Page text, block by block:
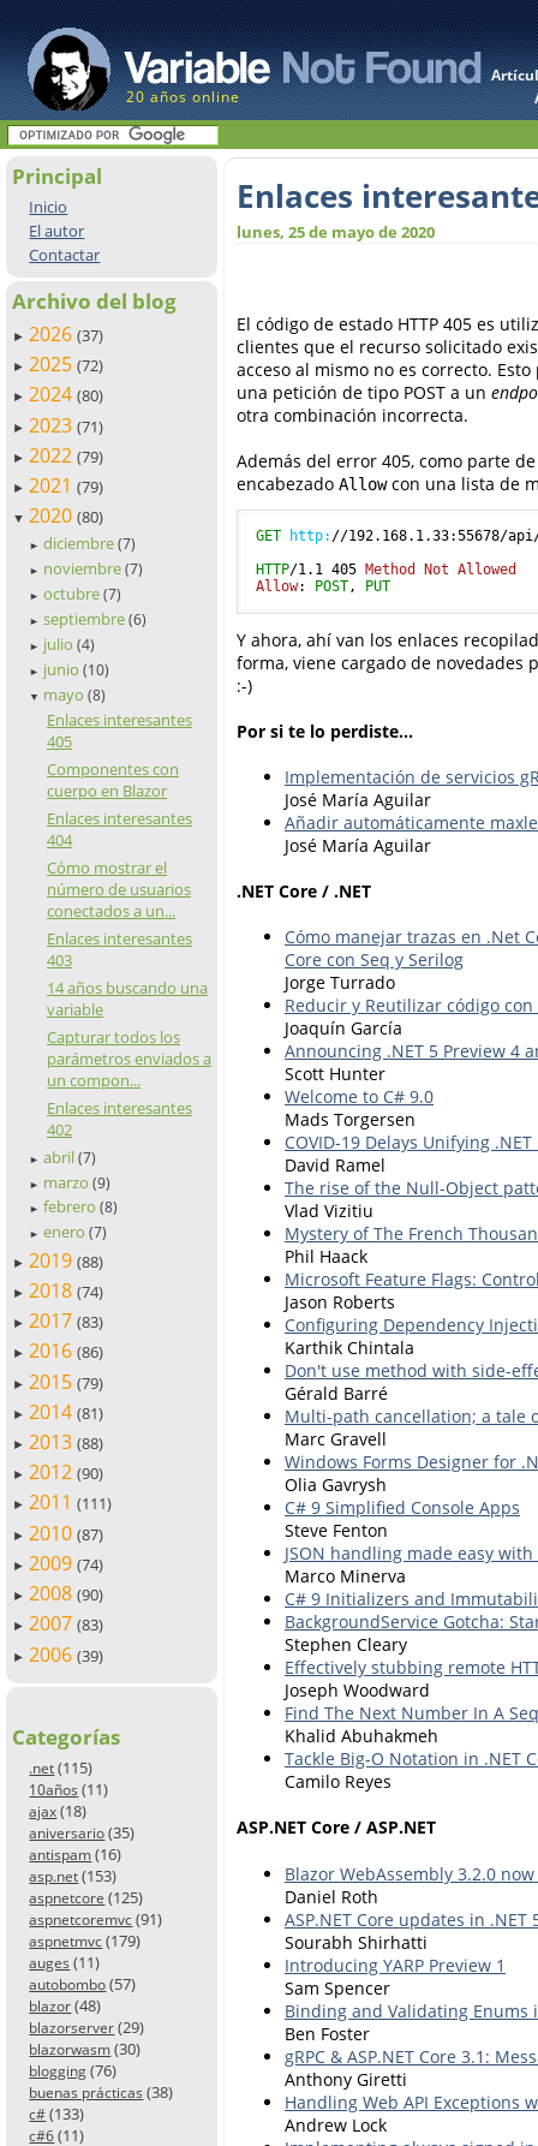
20 años online
Principal
Inicio
El autor
Contactar
Archivo del blog
► 2026 (37)
► 2025 (72)
► 2024 (80)
► 2023 (71)
► 2022 (79)
► 2021 (79)
▼ 2020 (80)
► diciembre (7)
► noviembre (7)
► octubre (7)
► septiembre (6)
► julio (4)
► junio (10)
▼ mayo (8)
Enlaces interesantes
405
Componentes con
cuerpo en Blazor
Enlaces interesantes
404
Cómo mostrar el
número de usuarios
conectados a un...
Enlaces interesantes
403
14 años buscando una
variable
Capturar todos los
parámetros enviados a
un compon...
Enlaces interesantes
402
► abril (7)
► marzo (9)
► febrero (8)
► enero (7)
► 2019 (88)
► 2018 (74)
► 2017 (83)
► 2016 (86)
► 2015 (79)
► 2014 (81)
► 2013 (88)
► 2012 (90)
► 2011 (111)
► 2010 (87)
► 2009 (74)
► 2008 (90)
► 2007 (83)
► 2006 (39)
Categorías
.net (115)
10años (11)
ajax (18)
aniversario (35)
antispam (16)
asp.net (153)
aspnetcore (125)
aspnetcoremvc (91)
aspnetmvc (179)
auges (11)
autobombo (57)
blazor (48)
blazorserver (29)
blazorwasm (30)
blogging (76)
buenas prácticas (38)
c# (133)
c#6 (11)
Enlaces
lunes, 25 de mayo de 2020
El código de estado HTTP 405 es
clientes que el recurso solicitado
acceso al mismo no es correcto.
una petición de tipo POST a un
otra combinación incorrecta.
Además del error 405, como parte
encabezado Allowcon una lista de
GET http: //192.168.1.33:55678/api
HTTP/1.1 405 Method Not Allowed
Allow: POST, PUT
Y ahora, ahí van los enlaces
forma, viene cargado de novedades
:-)
Por si te lo perdiste...
Implementación de servicios
José María Aguilar
Añadir automáticamente
José María Aguilar
.NET Core / .NET
Cómo manejar trazas en .Net
Core con Seq y Serilog
Jorge Turrado
Reducir y Reutilizar código
Joaquín García
Announcing .NET 5 Preview 4
Scott Hunter
Welcome to C# 9.0
Mads Torgersen
COVID-19 Delays Unifying
David Ramel
The rise of the Null-Object
Vlad Vizitiu
Mystery of The French
Phil Haack
Microsoft Feature Flags:
Jason Roberts
Configuring Dependency
Karthik Chintala
Don't use method with side-
Gérald Barré
Multi-path cancellation; a tale
Marc Gravell
Windows Forms Designer for
Olia Gavrysh
C# 9 Simplified Console Apps
Steve Fenton
JSON handling made easy
Marco Minerva
C# 9 Initializers and
BackgroundService Gotcha:
Stephen Cleary
Effectively stubbing remote
Joseph Woodward
Find The Next Number In A
Khalid Abuhakmeh
Tackle Big-O Notation in .NET
Camilo Reyes
ASP.NET Core / ASP.NET
Blazor WebAssembly 3.2.0
Daniel Roth
ASP.NET Core updates in .NET
Sourabh Shirhatti
Introducing YARP Preview 1
Sam Spencer
Binding and Validating Enums
Ben Foster
gRPC & ASP.NET Core 3.1:
Anthony Giretti
Handling Web API Exceptions
Andrew Lock